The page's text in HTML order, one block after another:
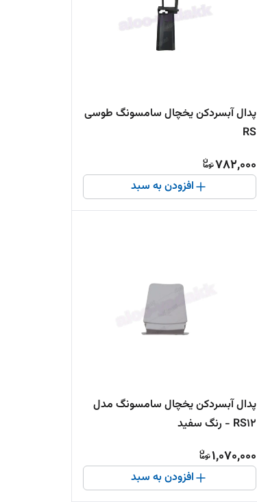
پدال آبسردکن یخچال سامسونگ طوسی
RS
782,000
افزودن به سبد
پدال آبسردکن یخچال سامسونگ مدل
RS12 - رنگ سفید
1,070,000
افزودن به سبد